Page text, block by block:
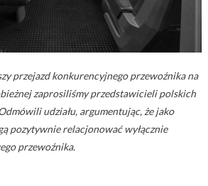
przejazd konkurencyjnego przewoźnika na
zaprosiliśmy przedstawicieli polskich
udziału, argumentując, że jako
pozytywnie relacjonować wyłącznie
przewoźnika.